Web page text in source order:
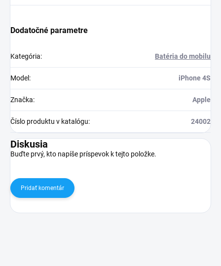
Dodatočné parametre
Kategória: Batéria do mobilu
Model : iPhone 4S
Značka: Apple
Číslo produktu v katalógu: 24002
Diskusia
Buďte prvý, kto napíše príspevok k tejto položke.
Pridať komentár